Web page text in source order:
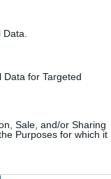
for Targeted
Sale, and/or Sharing
Purposes for which it
και οδήγησαν στην